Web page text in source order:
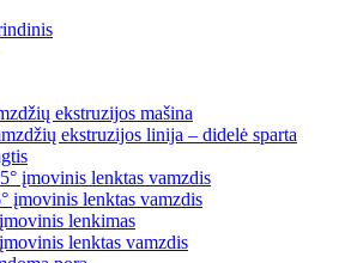
ekstruzijos mašina
ekstruzijos linija – didelė sparta
įmovinis lenktas vamzdis
įmovinis lenktas vamzdis
lenkimas
lenktas vamzdis